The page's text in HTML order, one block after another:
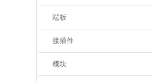
端板
接插件
模块